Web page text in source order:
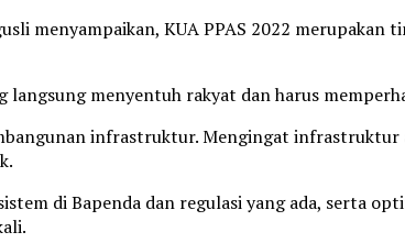
menyampaikan, KUA PPAS 2022 merupakan
menyentuh rakyat dan harus
infrastruktur. Mengingat
di Bapenda dan regulasi yang ada, serta